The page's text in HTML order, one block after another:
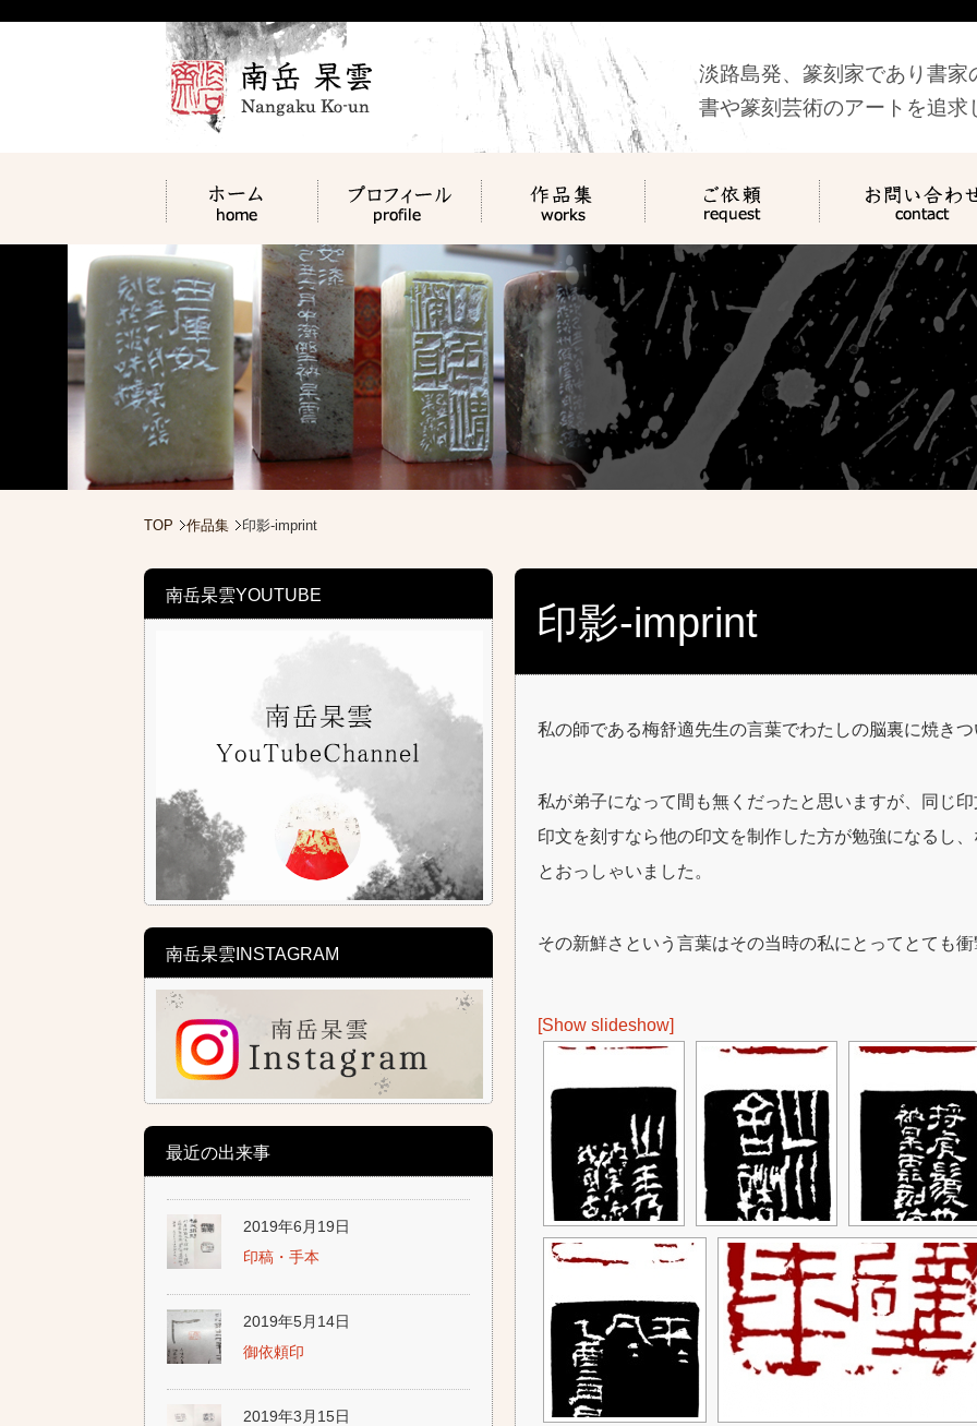
淡路島発、篆刻家であり書家
書や篆刻芸術のアートを追
TOP 作品集 印影-imprint
印影-imprint
私の師である梅舒適先生の言葉でわたしの脳裏に焼き
私が弟子になって間も無くだったと思いますが、同じ
印文を刻すなら他の印文を制作した方が勉強になるし
とおっしゃいました。
その新鮮さという言葉はその当時の私にとってとても
[Show slideshow]
南岳杲雲YOUTUBE
南岳杲雲INSTAGRAM
最近の出来事
2019年6月19日
印稿・手本
2019年5月14日
御依頼印
2019年3月15日